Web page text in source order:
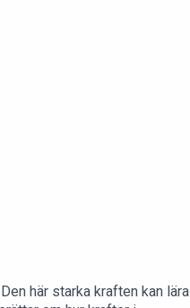
här starka kraften kan lära